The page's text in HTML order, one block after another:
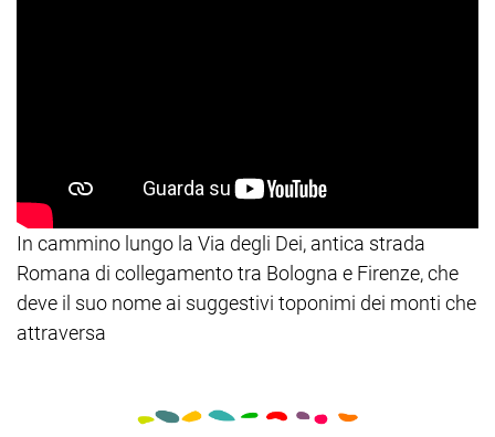
In cammino lungo la Via degli Dei, antica strada
Romana di collegamento tra Bologna e Firenze, che
deve il suo nome ai suggestivi toponimi dei monti che
attraversa